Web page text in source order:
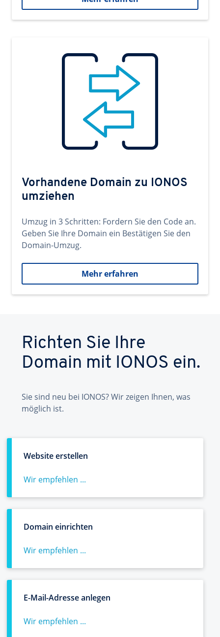
Vorhandene Domain zu IONOS
umziehen
Umzug in 3 Schritten: Fordern Sie den Code an.
Geben Sie Ihre Domain ein Bestätigen Sie den
Domain-Umzug.
Mehr erfahren
Richten Sie Ihre
Domain mit IONOS ein.
Sie sind neu bei IONOS? Wir zeigen Ihnen, was
möglich ist.
Website erstellen
Wir empfehlen ...
Domain einrichten
Wir empfehlen ...
E-Mail-Adresse anlegen
Wir empfehlen ...